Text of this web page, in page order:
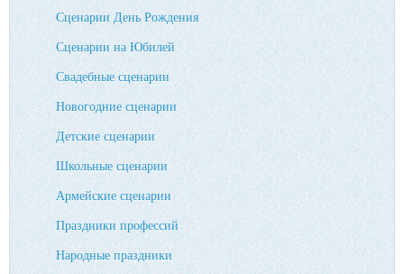
Сценарии День Рождения
Сценарии на Юбилей
Свадебные сценарии
Новогодние сценарии
Детские сценарии
Школьные сценарии
Армейские сценарии
Праздники профессий
Народные праздники